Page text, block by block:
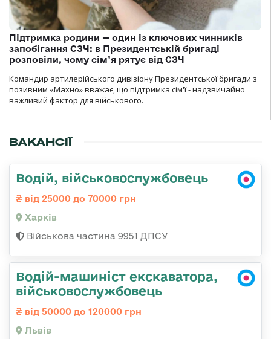
Підтримка родини — один із ключових чинників
запобігання СЗЧ: в Президентській бригаді
розповіли, чому сім’я рятує від СЗЧ
Командир артилерійського дивізіону Президентської бригади з
позивним «Махно» вважає, що підтримка сім'ї - надзвичайно
важливий фактор для військового.
ВАКАНСІЇ
Водій, військовослужбовець
від 25000 до 70000 грн
Харків
Військова частина 9951 ДПСУ
Водій-машиніст екскаватора,
військовослужбовець
від 50000 до 120000 грн
Львів